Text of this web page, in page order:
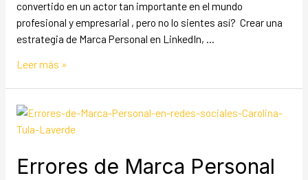
convertido en un actor tan importante en el mundo
profesional y empresarial , pero no lo sientes así? Crear una
estrategia de Marca Personal en LinkedIn, …
Leer más »
Errores de Marca Personal